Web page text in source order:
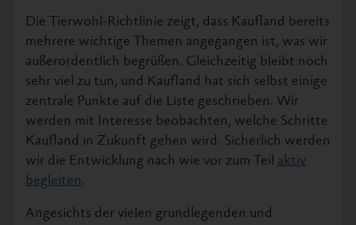
Die Tierwohl-Richtlinie zeigt, dass Kaufland bereits
mehrere wichtige Themen angegangen ist, was wir
außerordentlich begrüßen. Gleichzeitig bleibt noch
sehr viel zu tun, und Kaufland hat sich selbst einige
zentrale Punkte auf die Liste geschrieben. Wir
werden mit Interesse beobachten, welche Schritte
Kaufland in Zukunft gehen wird. Sicherlich werden
wir die Entwicklung nach wie vor zum Teil aktiv
begleiten.
Angesichts der vielen grundlegenden und